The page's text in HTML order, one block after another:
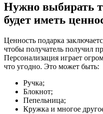
Нужно выбирать
будет иметь
Ценность подарка
чтобы получатель получил
Персонализация играет
что угодно. Это может быть:
Ручка;
Блокнот;
Пепельница;
Кружка и многое